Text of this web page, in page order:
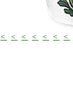
< < < < < < <